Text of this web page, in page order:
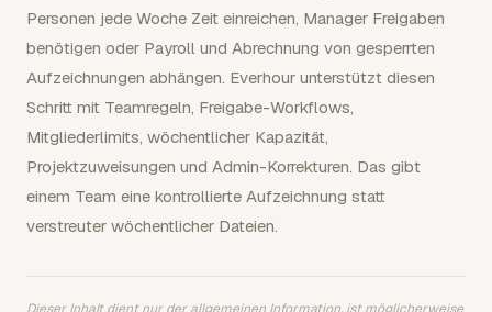
Personen jede Woche Zeit einreichen, Manager Freigaben
benötigen oder Payroll und Abrechnung von gesperrten
Aufzeichnungen abhängen. Everhour unterstützt diesen
Schritt mit Teamregeln, Freigabe-Workflows,
Mitgliederlimits, wöchentlicher Kapazität,
Projektzuweisungen und Admin-Korrekturen. Das gibt
einem Team eine kontrollierte Aufzeichnung statt
verstreuter wöchentlicher Dateien.
Dieser Inhalt dient nur der allgemeinen Information, ist möglicherweise